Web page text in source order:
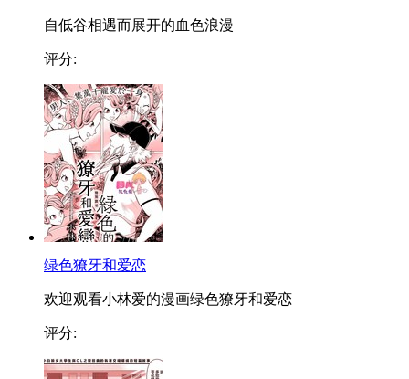
自低谷相遇而展开的血色浪漫
评分:
绿色獠牙和爱恋
欢迎观看小林爱的漫画绿色獠牙和爱恋
评分: